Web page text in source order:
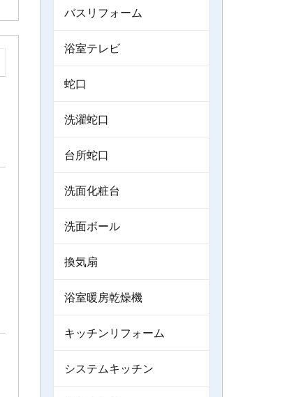
バスリフォーム
浴室テレビ
蛇口
洗濯蛇口
台所蛇口
洗面化粧台
洗面ボール
換気扇
浴室暖房乾燥機
キッチンリフォーム
システムキッチン